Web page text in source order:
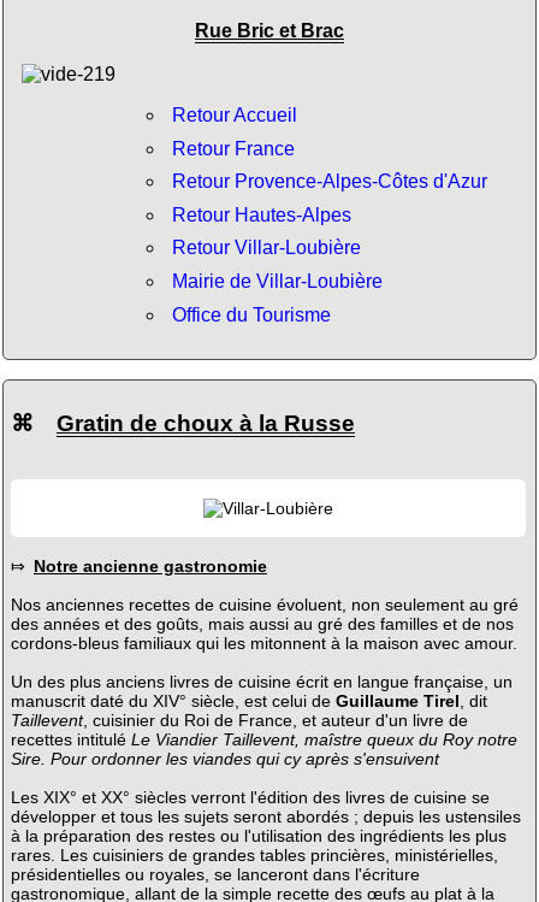
Rue Bric et Brac
Retour Accueil
Retour France
Retour Provence-Alpes-Côtes d'Azur
Retour Hautes-Alpes
Retour Villar-Loubière
Mairie de Villar-Loubière
Office du Tourisme
⌘ Gratin de choux à la Russe
⤇ Notre ancienne gastronomie
Nos anciennes recettes de cuisine évoluent, non seulement au gré
des années et des goûts, mais aussi au gré des familles et de nos
cordons-bleus familiaux qui les mitonnent à la maison avec amour.
Un des plus anciens livres de cuisine écrit en langue française, un
manuscrit daté du XIV° siècle, est celui de Guillaume Tirel , dit
Taillevent, cuisinier du Roi de France, et auteur d'un livre de
recettes intitulé Le Viandier Taillevent, maîstre queux du Roy notre
Sire. Pour ordonner les viandes qui cy après s'ensuivent
Les XIX° et XX° siècles verront l'édition des livres de cuisine se
développer et tous les sujets seront abordés ; depuis les ustensiles
à la préparation des restes ou l'utilisation des ingrédients les plus
rares. Les cuisiniers de grandes tables princières, ministérielles,
présidentielles ou royales, se lanceront dans l'écriture
gastronomique, allant de la simple recette des œufs au plat à la